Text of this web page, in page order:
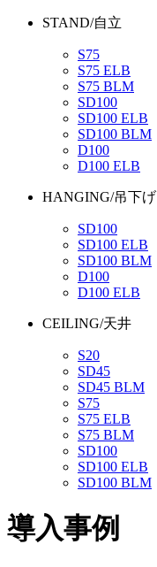
STAND/自立
S75
S75 ELB
S75 BLM
SD100
SD100 ELB
SD100 BLM
D100
D100 ELB
HANGING/吊下げ
SD100
SD100 ELB
SD100 BLM
D100
D100 ELB
CEILING/天井
S20
SD45
SD45 BLM
S75
S75 ELB
S75 BLM
SD100
SD100 ELB
SD100 BLM
導入事例